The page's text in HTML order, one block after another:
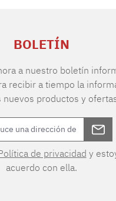
BOLETÍN
a nuestro boletín
recibir a tiempo la
nuevos productos y
de privacidad y
acuerdo con ella.